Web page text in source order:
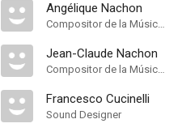
Angélique Nachon
Compositor de la Música Original
Jean-Claude Nachon
Compositor de la Música Original
Francesco Cucinelli
Sound Designer